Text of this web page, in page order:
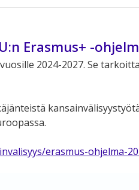
Erasmus+ -
2024-2027. Se
erasmus-ohjelma-